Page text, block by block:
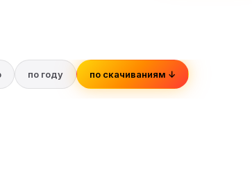
по году по скачиваниям ↓